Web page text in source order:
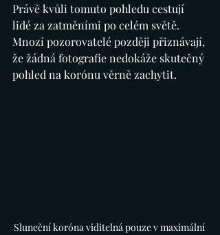
Právě kvůli tomuto pohledu cestují
lidé za zatměními po celém světě.
Mnozí pozorovatelé později přiznávají,
že žádná fotografie nedokáže skutečný
pohled na korónu věrně zachytit.
Sluneční koróna viditelná pouze v maximální